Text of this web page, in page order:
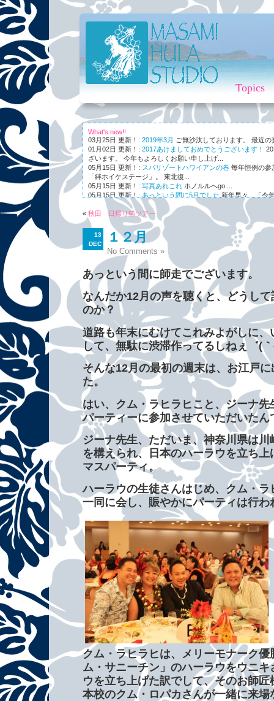
Topics
What's new!!
03月25日 更新！: 2019年3月 ご無沙汰しております。 最近
01月02日 更新！: 2017あけましておめでとうございます！
ざいます。 今年もよろしくお願い申し上げ...
05月15日 更新！: スパリゾートハワイアンの巻 毎年恒例の参
「絆ホイケステージ」。 東北復...
05月15日 更新！: 写真あれこれ ホノルルへgo ...
05月15日 更新！: あっという間に5月でした 新年早々、「今
ながら～～、まさかの5月。 世...
01月03日 更新！:Maunaleo皆様ご存じ、ケアリー・レイシ
オと...
« 秋田 日帰り猫ツアー
13
DEC
１２月
No Comments »
あっという間に師走でございます。
なんだか12月の声を聴くと、どうし
のか？
道路も年末にむけてこれみよがしに
して、無駄に渋滞作ってるしねぇ゛(｀
そんな12月の最初の週末は、お江戸
た。
はい、クム・ラヒラヒこと、ジーナ
ジーナ先生、ただいま、神奈川県は
を構えられ、日本のハーラウを立ち
マスパーティ。
ハーラウの生徒さんはじめ、クム・
一同に会し、賑やかにパーティは行わ
クム・ラヒラヒは、メリーモナーク
ム・サニーチン」のハーラウをウニ
ウを立ち上げた訳でして、そのお師
本校のクム・ロパカさんが一緒に来場